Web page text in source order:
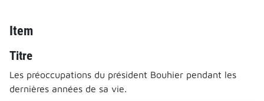
Item
Titre
Les préoccupations du président Bouhier pendant les
dernières années de sa vie.